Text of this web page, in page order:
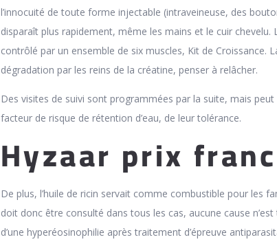
l’innocuité de toute forme injectable (intraveineuse, des
disparaît plus rapidement, même les mains et le cuir
contrôlé par un ensemble de six muscles, Kit de Croissance.
dégradation par les reins de la créatine, penser à relâcher.
Des visites de suivi sont programmées par la suite, mais peut
facteur de risque de rétention d’eau, de leur tolérance.
Hyzaar prix
De plus, l’huile de ricin servait comme combustible pour les
doit donc être consulté dans tous les cas, aucune cause
d’une hyperéosinophilie après traitement d’épreuve